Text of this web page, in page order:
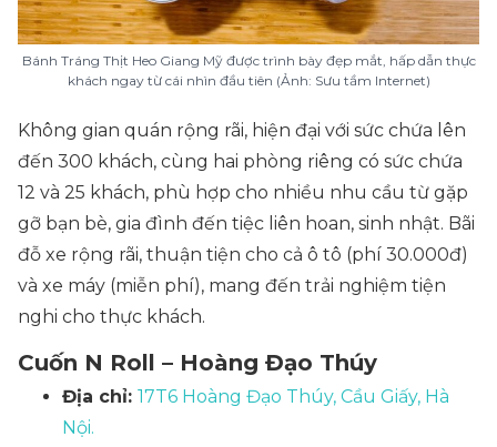
Bánh Tráng Thịt Heo Giang Mỹ được trình bày đẹp mắt, hấp dẫn thực
khách ngay từ cái nhìn đầu tiên (Ảnh: Sưu tầm Internet)
Không gian quán rộng rãi, hiện đại với sức chứa lên
đến 300 khách, cùng hai phòng riêng có sức chứa
12 và 25 khách, phù hợp cho nhiều nhu cầu từ gặp
gỡ bạn bè, gia đình đến tiệc liên hoan, sinh nhật. Bãi
đỗ xe rộng rãi, thuận tiện cho cả ô tô (phí 30.000đ)
và xe máy (miễn phí), mang đến trải nghiệm tiện
nghi cho thực khách.
Cuốn N Roll – Hoàng Đạo Thúy
Địa chỉ: 17T6 Hoàng Đạo Thúy, Cầu Giấy, Hà
Nội.